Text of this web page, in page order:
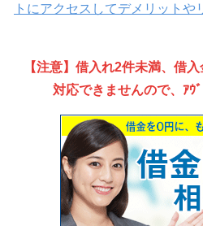
トにアクセスしてデメリットや
【注意】借入れ2件未満、借
対応できませんので、ｱｳ